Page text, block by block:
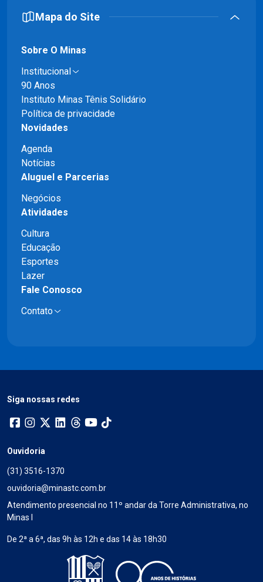
Mapa do Site
Sobre O Minas
Institucional
90 Anos
Instituto Minas Tênis Solidário
Política de privacidade
Novidades
Agenda
Notícias
Aluguel e Parcerias
Negócios
Atividades
Cultura
Educação
Esportes
Lazer
Fale Conosco
Contato
Siga nossas redes
Ouvidoria
(31) 3516-1370
ouvidoria@minastc.com.br
Atendimento presencial no 11º andar da Torre Administrativa, no
Minas I
De 2ª a 6ª, das 9h às 12h e das 14 às 18h30